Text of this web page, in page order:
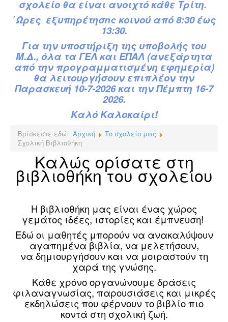
σχολείο θα είναι ανοιχτό κάθε Τρίτη.
΄Ωρες εξυπηρέτησης κοινού από 8:30 έως
13:30.
Για την υποστήριξη της υποβολής του
Μ.Δ., όλα τα ΓΕΛ και ΕΠΑΛ (ανεξάρτητα
από την προγραμματισμένη εφημερία)
θα λειτουργήσουν επιπλέον την
Παρασκευή 10-7-2026 και την Πέμπτη 16-7
2026.
Καλό Καλοκαίρι!
Βρίσκεστε εδώ: Αρχική
Το σχολείο μας
Σχολική Βιβλιοθήκη
Καλώς ορίσατε στη
βιβλιοθήκη του σχολείου
Η βιβλιοθήκη μας είναι ένας χώρος
γεμάτος ιδέες, ιστορίες και έμπνευση!
Εδώ οι μαθητές μπορούν να ανακαλύψουν
αγαπημένα βιβλία, να μελετήσουν,
να δημιουργήσουν και να μοιραστούν τη
χαρά της γνώσης.
Κάθε χρόνο οργανώνουμε δράσεις
φιλαναγνωσίας, παρουσιάσεις και μικρές
εκδηλώσεις που φέρνουν το βιβλίο πιο
κοντά στη σχολική ζωή.